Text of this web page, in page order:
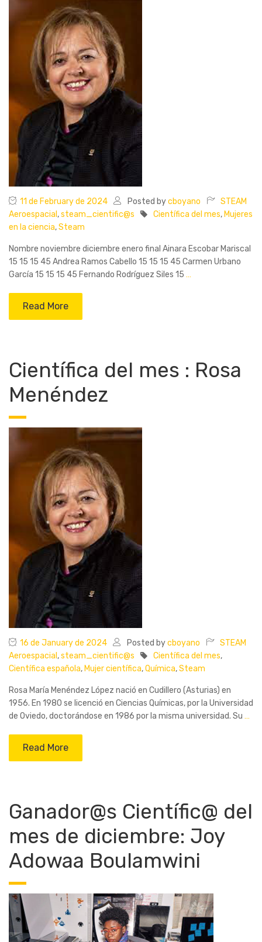
11 de February de 2024 Posted bycboyano
STEAM
Aeroespacial ,steam_cientific@s Científica del mes, Mujeres
en la ciencia,Steam
Nombre noviembre diciembre enero final Ainara Escobar Mariscal
15 15 15 45 Andrea Ramos Cabello 15 15 15 45 Carmen Urbano
García 15 15 15 45 Fernando Rodríguez Siles 15 …
Read More
Científica del mes : Rosa
Menéndez
16 de January de 2024 Posted bycboyano
STEAM
Aeroespacial ,steam_cientific@s Científica del mes,
Científica española, Mujer científica,Química,Steam
Rosa María Menéndez López nació en Cudillero (Asturias) en
1956. En 1980 se licenció en Ciencias Químicas, por la Universidad
de Oviedo, doctorándose en 1986 por la misma universidad. Su …
Read More
Ganador@s Científic@ del
mes de diciembre: Joy
Adowaa Boulamwini